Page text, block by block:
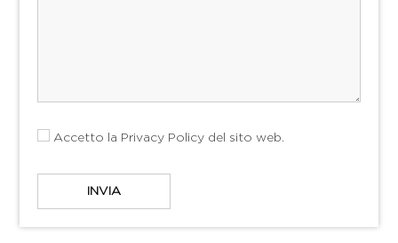
Accetto la Privacy Policy del sito web.